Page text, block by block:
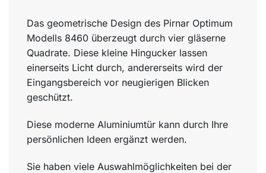
Das geometrische Design des Pirnar Optimum
Modells 8460 überzeugt durch vier gläserne
Quadrate. Diese kleine Hingucker lassen
einerseits Licht durch, andererseits wird der
Eingangsbereich vor neugierigen Blicken
geschützt.
Diese moderne Aluminiumtür kann durch Ihre
persönlichen Ideen ergänzt werden.
Sie haben viele Auswahlmöglichkeiten bei der